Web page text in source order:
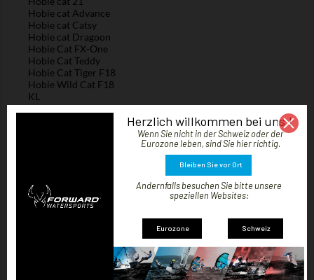
Hobie cat Advance
Hobie cat Catsy
Hobie cat Dragoon
Hobie Cat FX-One
Hobie Cat Teddy
Hobie Cat Tiger F18
Hobie Wild Cat F18
KL
KL 10.5
Nacra 5.5
Nacra 5.7
Herzlich willkommen bei uns !
Andernfalls besuchen Sie bitte unsere
speziellen Websites:
Wenn Sie nicht in der Schweiz oder der
Eurozone leben, sind Sie hier richtig.
Eurozone Schweiz
Bleiben Sie vor Ort